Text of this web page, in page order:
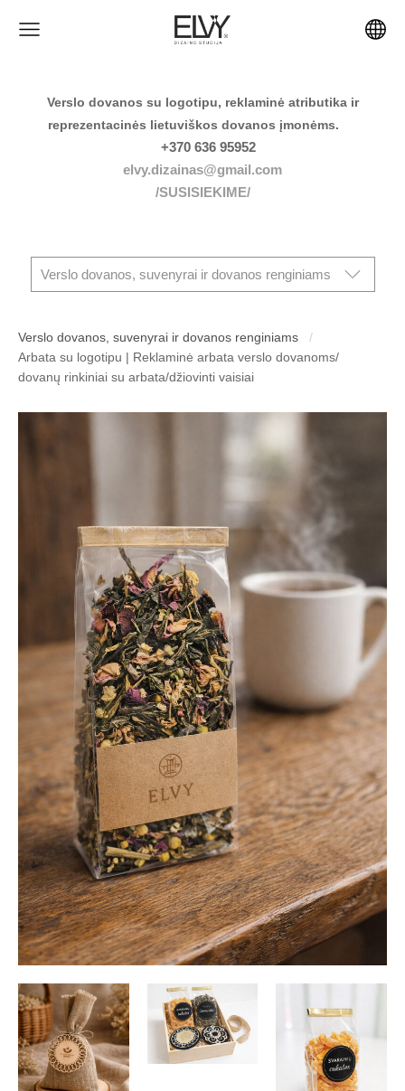
Verslo dovanos su logotipu, reklaminė atributika ir
reprezentacinės lietuviškos dovanos įmonėms.
+370 636 95952
elvy.dizainas@gmail.com
/SUSISIEKIME/
Verslo dovanos, suvenyrai ir dovanos renginiams
Verslo dovanos, suvenyrai ir dovanos renginiams
Arbata su logotipu | Reklaminė arbata verslo dovanoms/
dovanų rinkiniai su arbata/džiovinti vaisiai